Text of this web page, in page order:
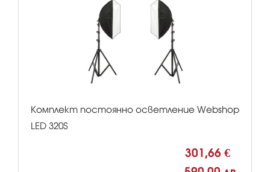
Комплект постоянно осветление Webshop
LED 320S
301,66 €